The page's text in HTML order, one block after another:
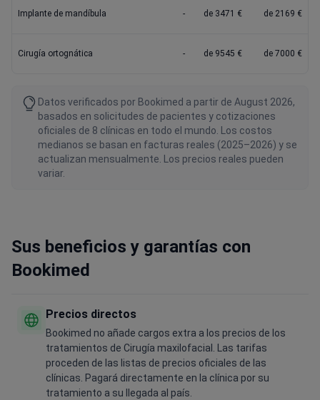
Implante de mandíbula - de 3471 € de 2169 €
Cirugía ortognática - de 9545 € de 7000 €
Datos verificados por Bookimed a partir de August 2026,
basados en solicitudes de pacientes y cotizaciones
oficiales de 8 clínicas en todo el mundo. Los costos
medianos se basan en facturas reales (2025–2026) y se
actualizan mensualmente. Los precios reales pueden
variar.
Sus beneficios y garantías con
Bookimed
Precios directos
Bookimed no añade cargos extra a los precios de los
tratamientos de Cirugía maxilofacial. Las tarifas
proceden de las listas de precios oficiales de las
clínicas. Pagará directamente en la clínica por su
tratamiento a su llegada al país.